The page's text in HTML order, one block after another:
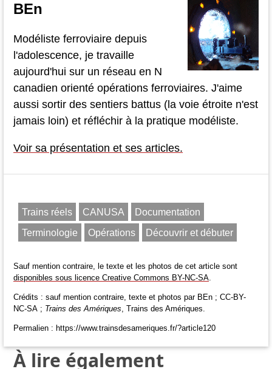
BEn
Modéliste ferroviaire depuis
l'adolescence, je travaille
aujourd'hui sur un réseau en N
canadien orienté opérations ferroviaires. J'aime
aussi sortir des sentiers battus (la voie étroite n'est
jamais loin) et réfléchir à la pratique modéliste.
Voir sa présentation et ses articles.
Trains réels CANUSA
Documentation
Terminologie
Opérations Découvrir et débuter
Sauf mention contraire, le texte et les photos de cet article sont
disponibles sous licence Creative Commons BY-NC-SA.
Crédits : sauf mention contraire, texte et photos par BEn ; CC-BY-
NC-SA ; Trains des Amériques, Trains des Amériques.
Permalien : https://www.trainsdesameriques.fr/?article120
À lire également